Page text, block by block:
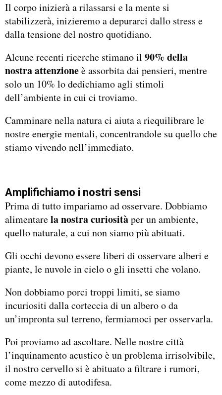
Il corpo inizierà a rilassarsi e la mente si
stabilizzerà, inizieremo a depurarci dallo stress e
dalla tensione del nostro quotidiano.
Alcune recenti ricerche stimano il 90% della
nostra attenzioneè assorbita dai pensieri, mentre
solo un 10% lo dedichiamo agli stimoli
dell’ambiente in cui ci troviamo.
Camminare nella natura ci aiuta a riequilibrare le
nostre energie mentali, concentrandole su quello che
stiamo vivendo nell’immediato.
Amplifichiamo i nostri sensi
Prima di tutto impariamo ad osservare. Dobbiamo
alimentarela nostra curiositàper un ambiente,
quello naturale, a cui non siamo più abituati.
Gli occhi devono essere liberi di osservare alberi e
piante, le nuvole in cielo o gli insetti che volano.
Non dobbiamo porci troppi limiti, se siamo
incuriositi dalla corteccia di un albero o da
un’impronta sul terreno, fermiamoci per osservarla.
Poi proviamo ad ascoltare. Nelle nostre città
l’inquinamento acustico è un problema irrisolvibile,
il nostro cervello si è abituato a filtrare i rumori,
come mezzo di autodifesa.